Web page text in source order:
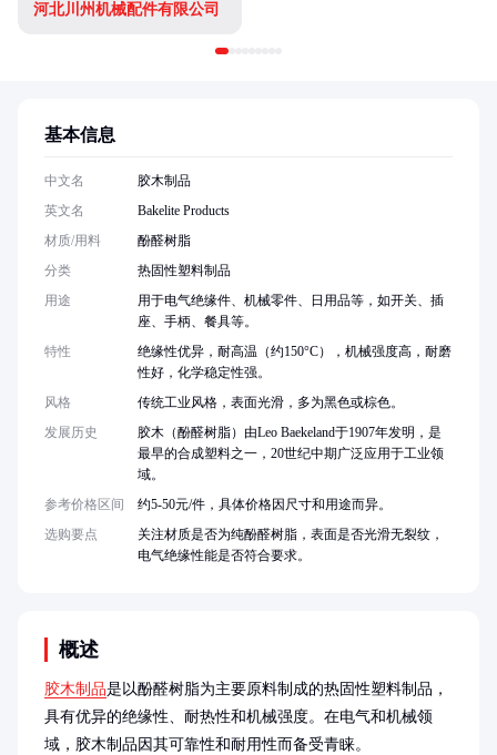
河北川州机械配件有限公司
概述
胶木制品是以酚醛树脂为主要原料制成的热固性塑料制品，
具有优异的绝缘性、耐热性和机械强度。在电气和机械领
域，胶木制品因其可靠性和耐用性而备受青睐。
基本信息
中文名
胶木制品
英文名
Bakelite Products
材质/用料
酚醛树脂
分类
热固性塑料制品
用途
用于电气绝缘件、机械零件、日用品等，如开关、插
座、手柄、餐具等。
特性
绝缘性优异，耐高温（约150°C），机械强度高，耐磨
性好，化学稳定性强。
风格
传统工业风格，表面光滑，多为黑色或棕色。
发展历史
胶木（酚醛树脂）由Leo Baekeland于1907年发明，是
最早的合成塑料之一，20世纪中期广泛应用于工业领
域。
参考价格区间
约5-50元/件，具体价格因尺寸和用途而异。
选购要点
关注材质是否为纯酚醛树脂，表面是否光滑无裂纹，
电气绝缘性能是否符合要求。